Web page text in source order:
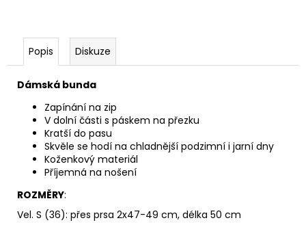
Popis Diskuze
Dámská bunda
Zapínání na zip
V dolní části s páskem na přezku
Kratší do pasu
Skvěle se hodí na chladnější podzimní i jarní dny
Koženkový materiál
Příjemná na nošení
ROZMĚRY:
Vel. S (36): přes prsa 2x47-49 cm, délka 50 cm